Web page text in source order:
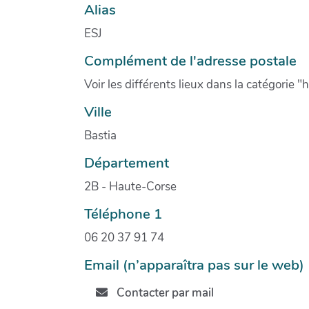
Alias
ESJ
Complément de l'adresse postale
Voir les différents lieux dans la catégorie
Ville
Bastia
Département
2B - Haute-Corse
Téléphone 1
06 20 37 91 74
Email (n’apparaîtra pas sur le web)
Contacter par mail